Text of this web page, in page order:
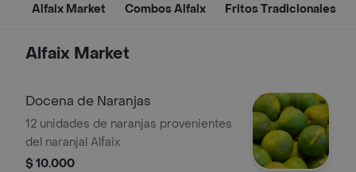
Alfaix Market Combos Alfaix Fritos Tradicionales
Alfaix Market
Docena de Naranjas
12 unidades de naranjas provenientes
del naranjal Alfaix
$ 10.000